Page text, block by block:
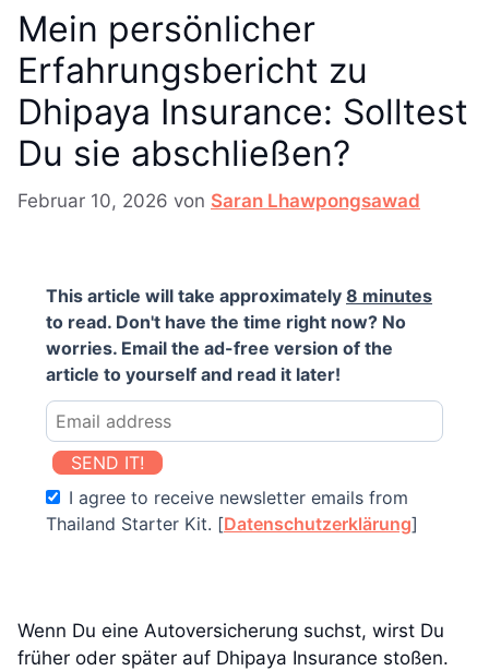
Mein persönlicher
Erfahrungsbericht zu
Dhipaya Insurance: Solltest
Du sie abschließen?
Februar 10, 2026 von Saran Lhawpongsawad
This article will take approximately 8 minutes
to read. Don't have the time right now? No
worries. Email the ad-free version of the
article to yourself and read it later!
SEND IT!
I agree to receive newsletter emails from
Thailand Starter Kit. [Datenschutzerklärung]
Wenn Du eine Autoversicherung suchst, wirst Du
früher oder später auf Dhipaya Insurance stoßen.